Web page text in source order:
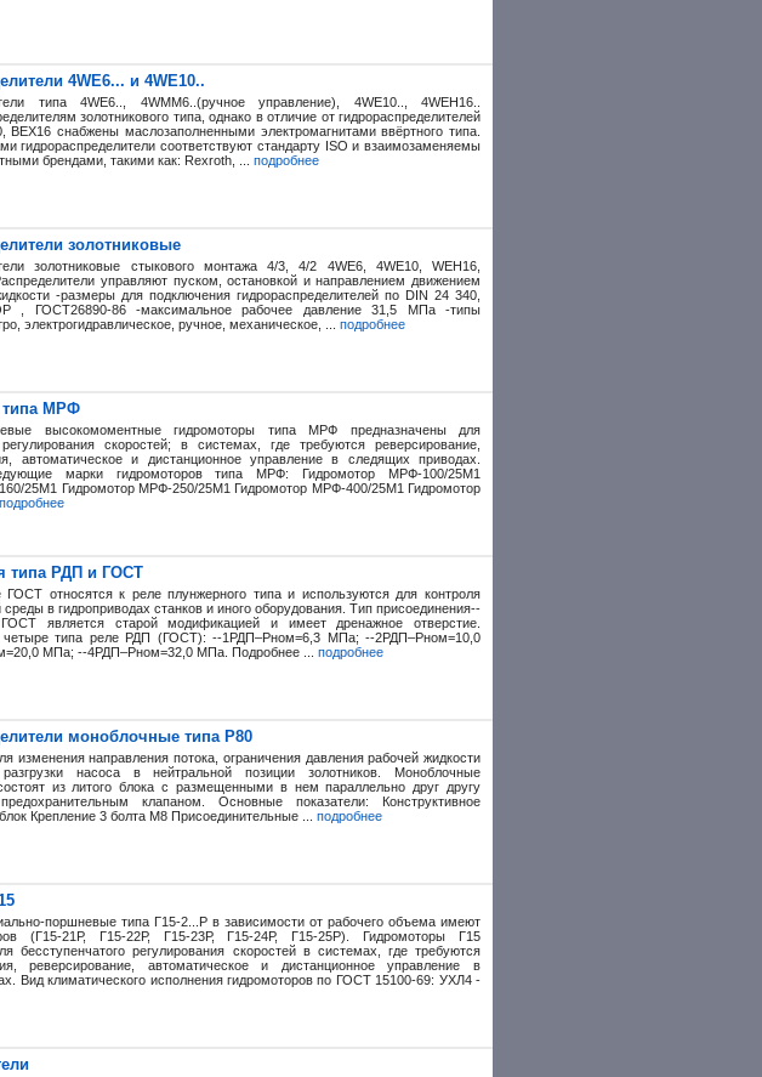
4WE6... и 4WE10..
типа 4WE6.., 4WMM6..(ручное управление), 4WE10.., 4WEH16..
золотникового типа, однако в отличие от гидрораспределителей
ВЕХ16 снабжены маслозаполненными электромагнитами ввёртного типа.
гидрораспределители соответствуют стандарту ISO и взаимозаменяемы
брендами, такими как: Rexroth, ... подробнее
золотниковые
золотниковые стыкового монтажа 4/3, 4/2 4WE6, 4WE10, WEH16,
управляют пуском, остановкой и направлением движением
-размеры для подключения гидрораспределителей по DIN 24 340,
, ГОСТ26890-86 -максимальное рабочее давление 31,5 МПа -типы
электрогидравлическое, ручное, механическое, ... подробнее
типа МРФ
высокомоментные гидромоторы типа МРФ предназначены для
регулирования скоростей; в системах, где требуются реверсирование,
автоматическое и дистанционное управление в следящих приводах.
марки гидромоторов типа МРФ: Гидромотор МРФ-100/25М1
25М1 Гидромотор МРФ-250/25М1 Гидромотор МРФ-400/25М1 Гидромотор
подробнее
типа РДП и ГОСТ
относятся к реле плунжерного типа и используются для контроля
среды в гидроприводах станков и иного оборудования. Тип присоединения--
является старой модификацией и имеет дренажное отверстие.
четыре типа реле РДП (ГОСТ): --1РДП–Рном=6,3 МПа; --2РДП–Рном=10,0
МПа; --4РДП–Рном=32,0 МПа. Подробнее ... подробнее
моноблочные типа Р80
изменения направления потока, ограничения давления рабочей жидкости
насоса в нейтральной позиции золотников. Моноблочные
из литого блока с размещенными в нем параллельно друг другу
клапаном. Oсновные показатели: Конструктивное
Крепление 3 болта M8 Присоединительные ... подробнее
поршневые типа Г15-2...Р в зависимости от рабочего объема имеют
(Г15-21Р, Г15-22Р, Г15-23Р, Г15-24Р, Г15-25Р). Гидромоторы Г15
бесступенчатого регу­лирования скоростей в системах, где требуются
реверсирование, автоматическое и дистанционное управление в
Вид климатического исполнения гидромоторов по ГОСТ 15100-69: УХЛ4 -